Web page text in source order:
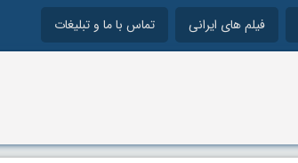
فیلم های ایرانی تماس با ما و تبلیغات